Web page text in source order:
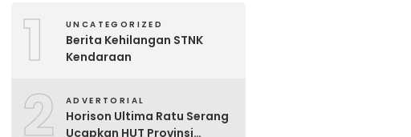
1 UNCATEGORIZED
Berita Kehilangan STNK
Kendaraan
2 ADVERTORIAL
Horison Ultima Ratu Serang
Ucapkan HUT Provinsi